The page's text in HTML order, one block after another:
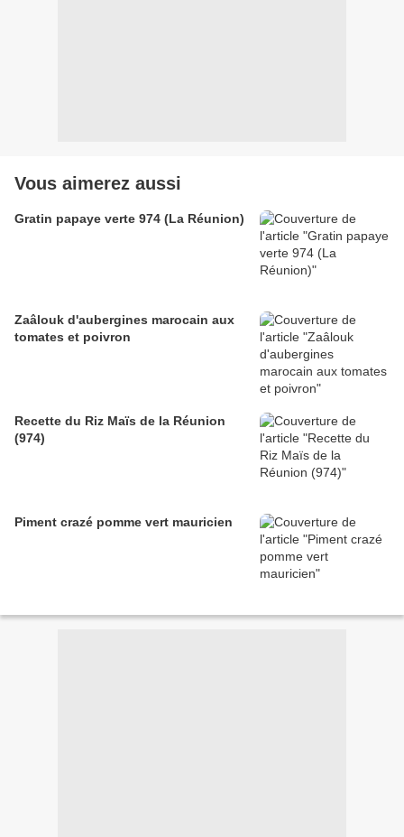
Vous aimerez aussi
Gratin papaye verte 974 (La Réunion)
Zaâlouk d'aubergines marocain aux
tomates et poivron
Recette du Riz Maïs de la Réunion
(974)
Piment crazé pomme vert mauricien